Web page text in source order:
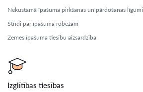
Nekustamā īpašuma pirkšanas un pārdošanas līgumi
Strīdi par īpašuma robežām
Zemes īpašuma tiesību aizsardzība
Izglītības tiesības